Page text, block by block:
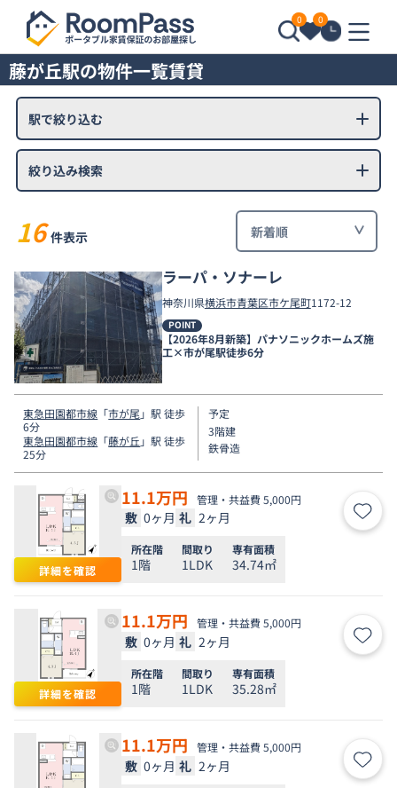
0 0
藤が丘駅の物件一覧賃貸
駅で絞り込む
絞り込み検索
16 件表示
ラーパ・ソナーレ
神奈川県横浜市青葉区市ケ尾町1172-12
POINT
【2026年8月新築】パナソニックホームズ施
工×市が尾駅徒歩6分
東急田園都市線 「市が尾 」駅 徒歩
6分
東急田園都市線 「藤が丘」駅 徒歩
25分
予定
3階建
鉄骨造
詳細を確認
11.1万円 管理・共益費 5,000円
敷 0ヶ月 礼 2ヶ月 お気
所在階
1階
間取り
1LDK
専有面積
34.74㎡
詳細を確認
11.1万円 管理・共益費 5,000円
敷 0ヶ月 礼 2ヶ月 お気
所在階
1階
間取り
1LDK
専有面積
35.28㎡
11.1万円 管理・共益費 5,000円
敷 0ヶ月 礼 2ヶ月 お気